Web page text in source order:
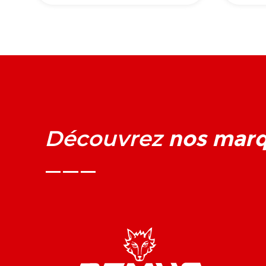
Découvrez nos